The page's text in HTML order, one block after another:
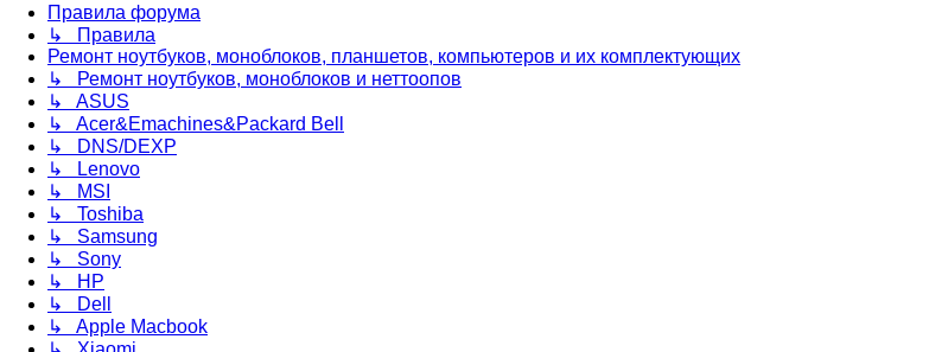
Правила форума
↳ Правила
Ремонт ноутбуков, моноблоков, планшетов, компьютеров и их комплектующих
↳ Ремонт ноутбуков, моноблоков и неттоопов
↳ ASUS
↳ Acer&Emachines&Packard Bell
↳ DNS/DEXP
↳ Lenovo
↳ MSI
↳ Toshiba
↳ Samsung
↳ Sony
↳ HP
↳ Dell
↳ Apple Macbook